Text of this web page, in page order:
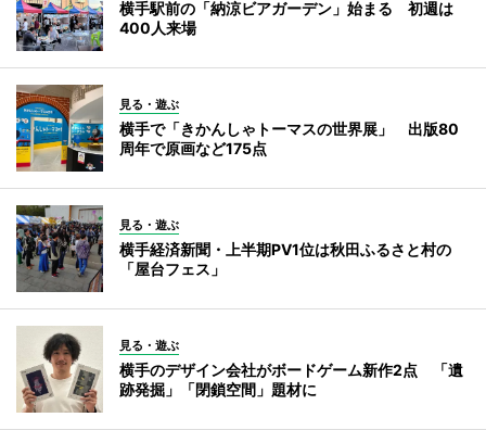
横手駅前の「納涼ビアガーデン」始まる 初週は
400人来場
見る・遊ぶ
横手で「きかんしゃトーマスの世界展」 出版80
周年で原画など175点
見る・遊ぶ
横手経済新聞・上半期PV1位は秋田ふるさと村の
「屋台フェス」
見る・遊ぶ
横手のデザイン会社がボードゲーム新作2点 「遺
跡発掘」「閉鎖空間」題材に